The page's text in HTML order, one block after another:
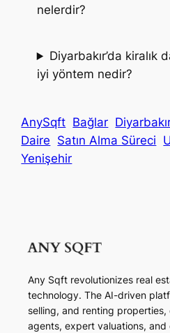
nelerdir?
Diyarbakır’da kiralık
iyi yöntem nedir?
AnySqft Bağlar
Daire Satın Alma Süreci
Yenişehir
Any Sqft revolutionizes real
technology. The AI-driven
selling, and renting
agents, expert valuations, and